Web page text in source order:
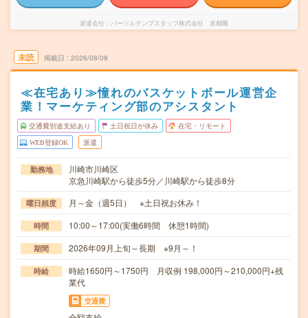
派遣会社 パーソルテンプスタッフ株式会社 首都圏
未読 掲載日 2026/08/09
≪在宅あり≫憧れのバスケットボール運営企
業！マーケティング部のアシスタント
交通費別途支給あり 土日祝日が休み 在宅・リモート
WEB登録OK 派遣
勤務地
川崎市川崎区
京急川崎駅から徒歩5分／川崎駅から徒歩8分
曜日頻度 月～金（週5日） ※土日祝お休み！
時間 10:00～17:00(実働6時間 休憩1時間)
期間 2026年09月上旬～長期 ※9月～！
時給
時給1650円～1750円 月収例 198,000円～210,000円+残
業代
交通費